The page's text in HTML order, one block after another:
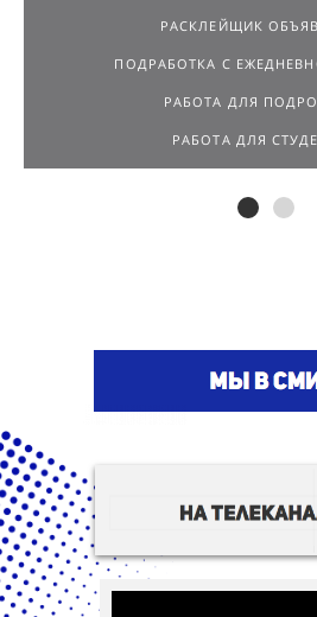
РАСКЛЕЙЩИК
ПОДРАБОТКА С
РАБОТА ДЛЯ
РАБОТА ДЛЯ